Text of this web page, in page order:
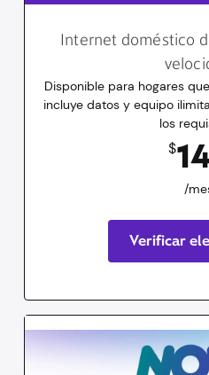
Internet doméstico
Disponible para hogares
incluye datos y equipo
los
$14
/
Verificar